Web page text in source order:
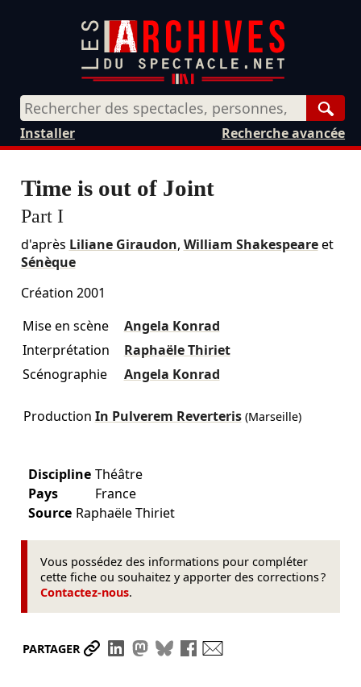
Recherche avancée
Installer
Time is out of Joint
Part I
d'après Liliane Giraudon, William Shakespeareet
Sénèque
Création 2001
Mise en scène
Angela Konrad
Interprétation
Raphaële Thiriet
Scénographie
Angela Konrad
Production In Pulverem Reverteris(Marseille)
Discipline Théâtre
Pays
France
Source Raphaële Thiriet
Vous possédez des informations pour compléter
cette fiche ou souhaitez y apporter des corrections ?
Contactez-nous.
PARTAGER Partager le lien
Partager sur LinkedIn
Partager sur Mastodon
Partager sur Bluesky
Partager sur Facebook